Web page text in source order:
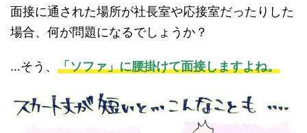
面接に通された場所が社長室や応接室だったりした
場合、何が問題になるでしょうか？
…そう、 「ソファ」に腰掛けて面接しますよね。